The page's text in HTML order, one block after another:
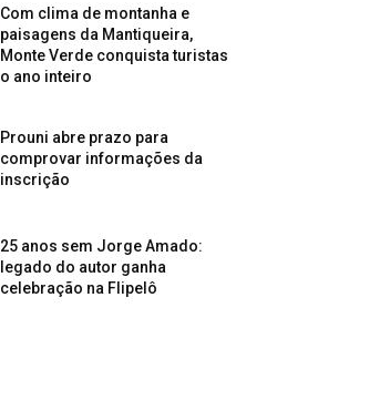
Com clima de montanha e
paisagens da Mantiqueira,
Monte Verde conquista turistas
o ano inteiro
Prouni abre prazo para
comprovar informações da
inscrição
25 anos sem Jorge Amado:
legado do autor ganha
celebração na Flipelô